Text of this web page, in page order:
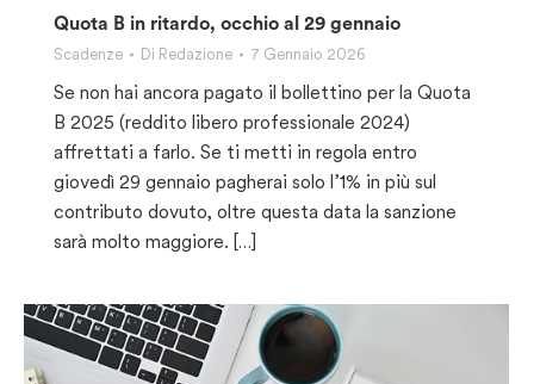
Quota B in ritardo, occhio al 29 gennaio
Scadenze Di Redazione 7 Gennaio 2026
Se non hai ancora pagato il bollettino per la Quota
B 2025 (reddito libero professionale 2024)
affrettati a farlo. Se ti metti in regola entro
giovedì 29 gennaio pagherai solo l’1% in più sul
contributo dovuto, oltre questa data la sanzione
sarà molto maggiore. […]